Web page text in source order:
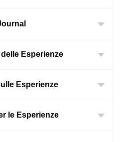
Esperienze
Esperienze
le Esperienze